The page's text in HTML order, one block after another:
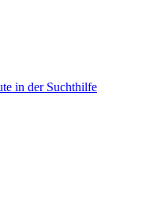
in der Suchthilfe